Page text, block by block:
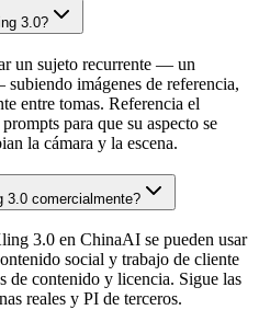
3.0?
un sujeto recurrente — un
imágenes de referencia,
entre tomas. Referencia el
para que su aspecto se
la cámara y la escena.
3.0 comercialmente?
3.0 en ChinaAI se pueden usar
social y trabajo de cliente
contenido y licencia. Sigue las
reales y PI de terceros.